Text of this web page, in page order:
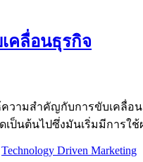
คลื่อนธุรกิจ
ามสำคัญกับการขับเคลื่อ
ป็นต้นไปซึ่งมันเริ่มมีการ
Technology Driven Marketing